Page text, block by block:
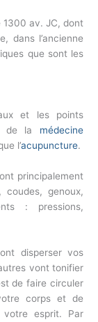
1300 av. JC, dont
dans l’ancienne
que sont les
et les points
de la médecine
l’acupuncture.
principalement
coudes, genoux,
: pressions,
disperser vos
vont tonifier
de faire circuler
corps et de
esprit. Par